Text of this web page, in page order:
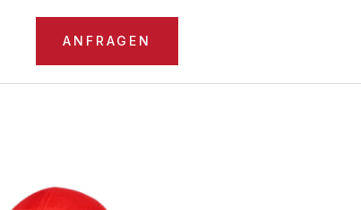
ANFRAGEN